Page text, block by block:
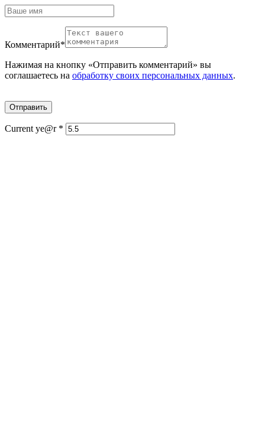
Комментарий*
Нажимая на кнопку «Отправить комментарий» вы
соглашаетесь на обработку своих персональных данных.
Current ye@r *